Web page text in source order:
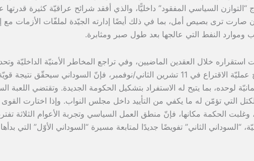
السياسي المفقود” داخليًّا، والذي أفقد شرائح عراقيّة كثيرة قدرتها
الآن صارت ترى بصيص أمل، بما في ذلك أيضًا إدارته الجيّدة لملفّات الأزمات مع
وموارد النفط التي عالجها بعد طول صبر ومثابرة.
خلال العقدين الماضيين، وفي تراجع المخاطر الأمنيّة الداخليّة
جانب الإرهاب. ومهما كانت نتائج عمليّة الاقتراع في 11 تشرين الثاني/نوفمبر، فإنّ السوداني سيحقّق
لوحده، بما يتيح له الاستفراد بتشكيل الحكومة الجديدة. وتقتضي اللعبة
التي تؤمّن له ما يكفي من التأييد داخل مجلس النواب. وإذا اختارت القوى
وغلبت الحكمة مكانها، فإنّ منطق العمل السياسي وتجربة الأعوام الثلاثة
“السوداني الثاني” تفويضًا جديدًا لمتابعة مسيرة “السوداني الأوّل” التي بدأها